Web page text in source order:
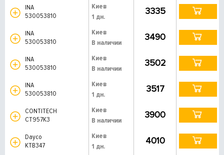
INA
530053810
Киев
1 дн.
3335
INA
530053810
Киев
В наличии
3490
INA
530053810
Киев
В наличии
3502
INA
530053810
Киев
1 дн.
3517
CONTITECH
CT957K3
Киев
В наличии
3900
Dayco
KTB347
Киев
1 дн.
4010